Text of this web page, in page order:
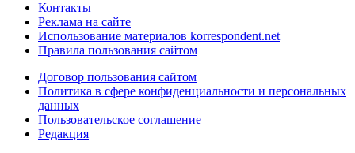
Контакты
Реклама на сайте
Использование материалов korrespondent.net
Правила пользования сайтом
Договор пользования сайтом
Политика в сфере конфиденциальности и персональных
данных
Пользовательское соглашение
Редакция